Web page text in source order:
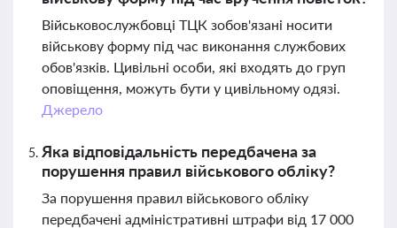
Військовослужбовці ТЦК зобов'язані носити
військову форму під час виконання службових
обов'язків. Цивільні особи, які входять до груп
оповіщення, можуть бути у цивільному одязі.
Джерело
Яка відповідальність передбачена за
порушення правил військового обліку?
За порушення правил військового обліку
передбачені адміністративні штрафи від 17 000